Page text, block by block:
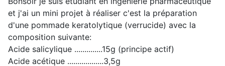
et j'ai un mini projet à réaliser c'est la préparation
d'une pommade keratolytique (verrucide) avec la
composition suivante:
Acide salicylique ..............15g (principe actif)
Acide acétique ..................3,5g